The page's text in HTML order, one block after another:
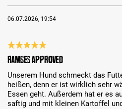
06.07.2026, 19:54
Review with rating of 5 out of 5
Ramses approved
Unserem Hund schmeckt das
heißen, denn er ist wirklich sehr
Essen geht. Außerdem hat er es
saftig und mit kleinen Kartoffel